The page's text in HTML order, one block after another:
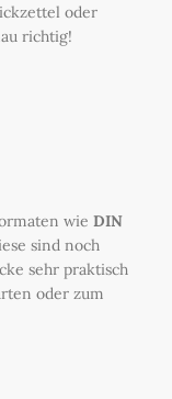
oder
richtig!
wie DIN
sind noch
sehr praktisch
oder zum